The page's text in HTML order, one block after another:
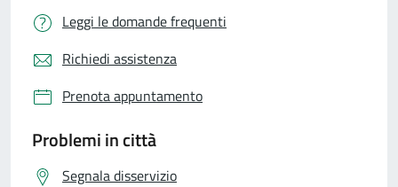
Leggi le domande frequenti
Richiedi assistenza
Prenota appuntamento
Problemi in città
Segnala disservizio